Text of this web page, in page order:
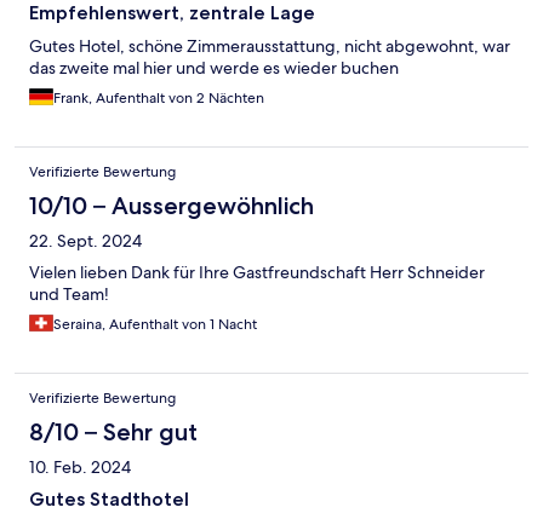
Empfehlenswert, zentrale Lage
Gutes Hotel, schöne Zimmerausstattung, nicht abgewohnt, war
das zweite mal hier und werde es wieder buchen
Frank, Aufenthalt von 2 Nächten
Verifizierte Bewertung
10/10 – Aussergewöhnlich
22. Sept. 2024
Vielen lieben Dank für Ihre Gastfreundschaft Herr Schneider
und Team!
Seraina, Aufenthalt von 1 Nacht
Verifizierte Bewertung
8/10 – Sehr gut
10. Feb. 2024
Gutes Stadthotel